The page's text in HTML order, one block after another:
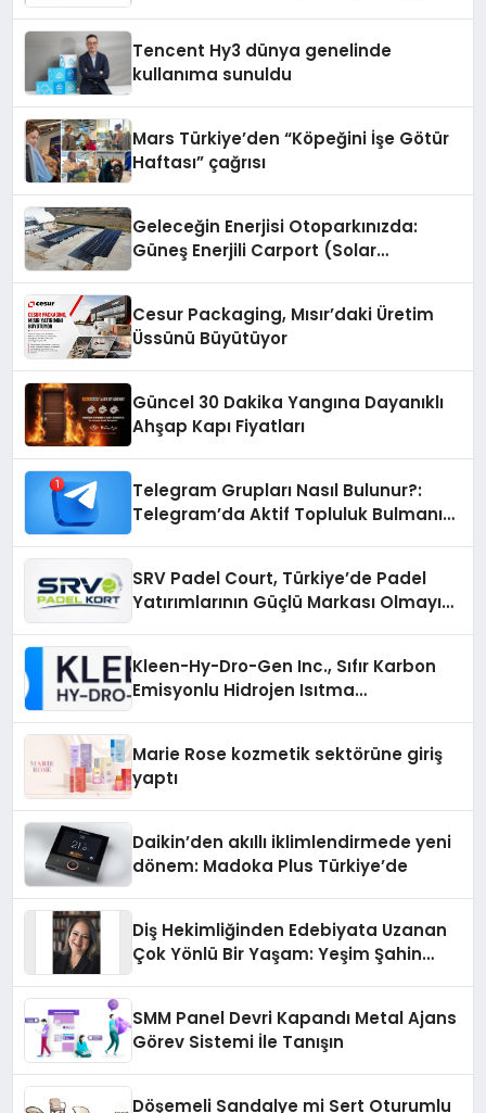
Tencent Hy3 dünya genelinde
kullanıma sunuldu
Mars Türkiye’den “Köpeğini İşe Götür
Haftası” çağrısı
Geleceğin Enerjisi Otoparkınızda:
Güneş Enerjili Carport (Solar
Cesur Packaging, Mısır’daki Üretim
Üssünü Büyütüyor
Güncel 30 Dakika Yangına Dayanıklı
Ahşap Kapı Fiyatları
Telegram Grupları Nasıl Bulunur?:
Telegram’da Aktif Topluluk Bulmanın
SRV Padel Court, Türkiye’de Padel
Yatırımlarının Güçlü Markası Olmayı
Kleen-Hy-Dro-Gen Inc., Sıfır Karbon
Emisyonlu Hidrojen Isıtma
Marie Rose kozmetik sektörüne giriş
yaptı
Daikin’den akıllı iklimlendirmede yeni
dönem: Madoka Plus Türkiye’de
Diş Hekimliğinden Edebiyata Uzanan
Çok Yönlü Bir Yaşam: Yeşim Şahin
SMM Panel Devri Kapandı Metal Ajans
Görev Sistemi İle Tanışın
Döşemeli Sandalye mi Sert Oturumlu